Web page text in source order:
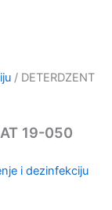
/ DETERDZENT
19-050
i dezinfekciju